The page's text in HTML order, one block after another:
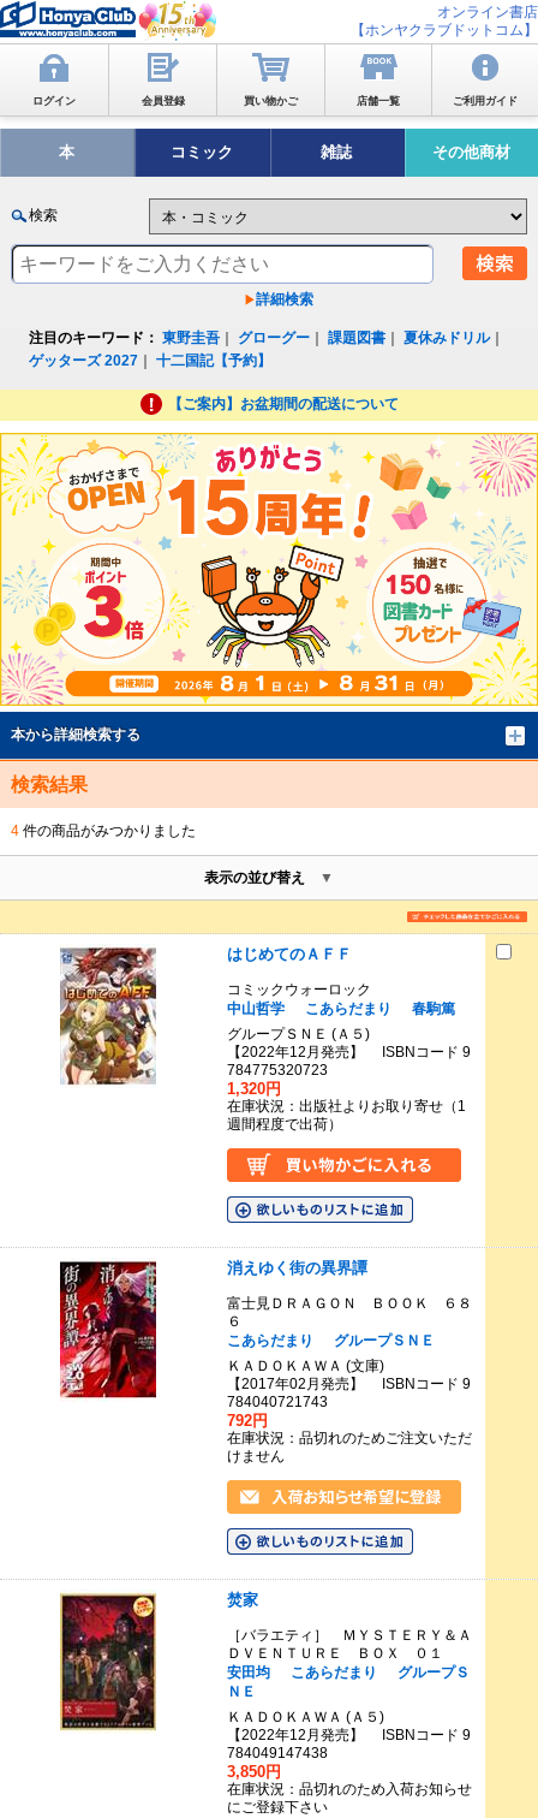
オンライン書店
【ホンヤクラブドットコム】
ログイン 会員登録 買い物かご 店舗一覧 ご利用ガイド
本 コミック 雑誌 その他商材
検索
詳細検索
注目のキーワード： 東野圭吾 グローグー ｜課題図書 ｜夏休みドリル｜
ゲッターズ 2027 ｜十二国記【予約】
【ご案内】お盆期間の配送について
本から詳細検索する
検索結果
4件の商品がみつかりました
表示の並び替え
はじめてのＡＦＦ
コミックウォーロック
中山哲学
こあらだまり
春駒篤
グループＳＮＥ (Ａ５)
【2022年12月発売】 ISBNコード 9
784775320723
1,320円
在庫状況：出版社よりお取り寄せ（1
週間程度で出荷）
消えゆく街の異界譚
富士見ＤＲＡＧＯＮ ＢＯＯＫ ６８
６
こあらだまり
グループＳＮＥ
ＫＡＤＯＫＡＷＡ (文庫)
【2017年02月発売】 ISBNコード 9
784040721743
792円
在庫状況：品切れのためご注文いただ
けません
焚家
［バラエティ］ ＭＹＳＴＥＲＹ＆Ａ
ＤＶＥＮＴＵＲＥ ＢＯＸ ０１
安田均
こあらだまり
グループＳ
ＮＥ
ＫＡＤＯＫＡＷＡ (Ａ５)
【2022年12月発売】 ISBNコード 9
784049147438
3,850円
在庫状況：品切れのため入荷お知らせ
にご登録下さい